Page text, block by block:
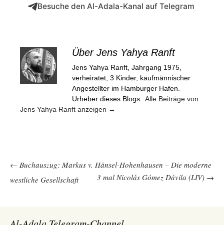
Besuche den Al-Adala-Kanal auf Telegram
Über Jens Yahya Ranft
Jens Yahya Ranft, Jahrgang 1975,
verheiratet, 3 Kinder, kaufmännischer
Angestellter im Hamburger Hafen.
Urheber dieses Blogs.
Alle Beiträge von
Jens Yahya Ranft anzeigen →
Beitragsnavigation
← Buchauszug: Markus v. Hänsel-Hohenhausen – Die moderne
westliche Gesellschaft
3 mal Nicolás Gómez Dávila (LIV) →